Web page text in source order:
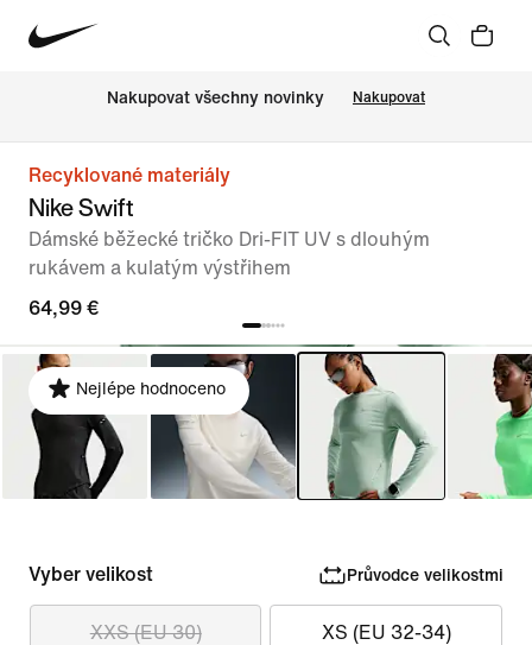
Nakupovat všechny novinky Nakupovat
Recyklované materiály
Nike Swift
Dámské běžecké tričko Dri-FIT UV s dlouhým
rukávem a kulatým výstřihem
64,99 €
Nejlépe hodnoceno
Vyber velikost Průvodce velikostmi
XXS (EU 30) XS (EU 32-34)